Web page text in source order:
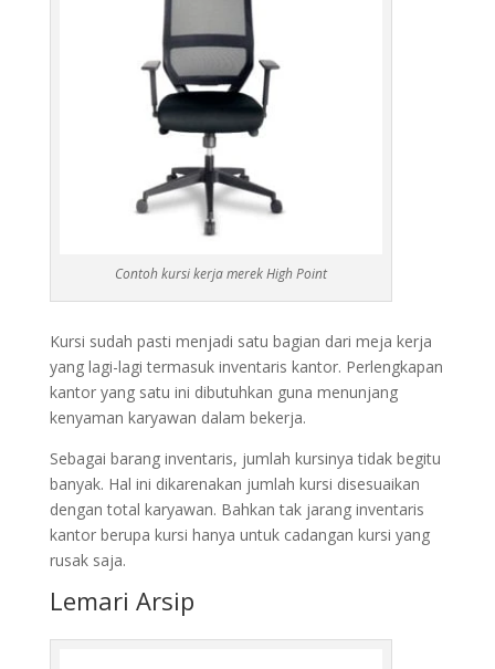
Contoh kursi kerja merek High Point
Kursi sudah pasti menjadi satu bagian dari meja kerja
yang lagi-lagi termasuk inventaris kantor. Perlengkapan
kantor yang satu ini dibutuhkan guna menunjang
kenyaman karyawan dalam bekerja.
Sebagai barang inventaris, jumlah kursinya tidak begitu
banyak. Hal ini dikarenakan jumlah kursi disesuaikan
dengan total karyawan. Bahkan tak jarang inventaris
kantor berupa kursi hanya untuk cadangan kursi yang
rusak saja.
Lemari Arsip